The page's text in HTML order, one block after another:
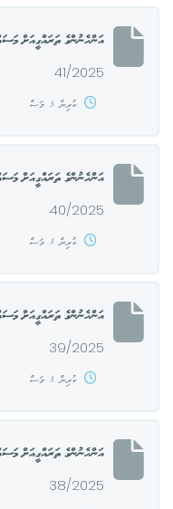
އަންހެނުންގެ ތަރައްގީއަށް
41/2025
ކުރިން 3 މަސް
އަންހެނުންގެ ތަރައްގީއަށް
40/2025
ކުރިން 3 މަސް
އަންހެނުންގެ ތަރައްގީއަށް
39/2025
ކުރިން 3 މަސް
އަންހެނުންގެ ތަރައްގީއަށް
38/2025